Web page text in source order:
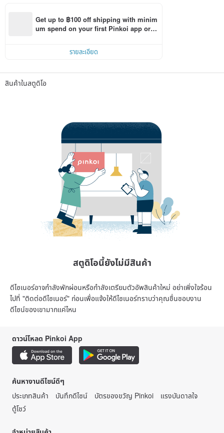
Get up to ฿100 off shipping with minim
um spend on your first Pinkoi app orde
รายละเอียด
สินค้าในสตูดิโอ
สตูดิโอนี้ยังไม่มีสินค้า
ดีไซเนอร์อาจกำลังพักผ่อนหรือกำลังเตรียมตัวอัพสินค้าใหม่ อย่าเพิ่งใจร้อน
ไปที่ "ติดต่อดีไซเนอร์" ก่อนเพื่อแจ้งให้ดีไซเนอร์ทราบว่าคุณชื่นชอบงาน
ดีไซน์ของเขามากแค่ไหน
ดาวน์โหลด Pinkoi App
ค้นหางานดีไซน์ดีๆ
ประเภทสินค้า
บันทึกดีไซน์ บัตรของขวัญ Pinkoi
แรงบันดาลใจ
ตู้โชว์